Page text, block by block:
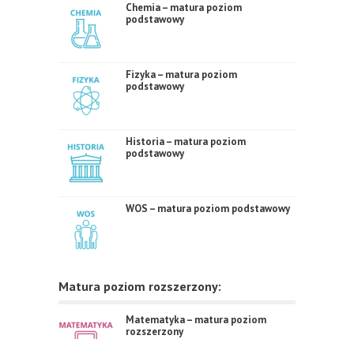
Chemia – matura poziom
podstawowy
Fizyka – matura poziom
podstawowy
Historia – matura poziom
podstawowy
WOS – matura poziom podstawowy
Matura poziom rozszerzony:
Matematyka – matura poziom
rozszerzony